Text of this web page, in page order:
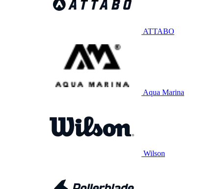
ATTABO
Aqua Marina
Wilson